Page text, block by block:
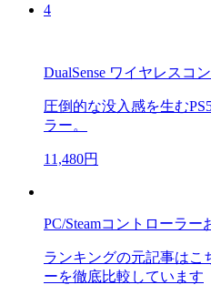
4
DualSense ワイヤレスコ
圧倒的な没入感を生む
ラー。
11,480円
PC/Steamコントローラー
ランキングの元記事はこ
ーを徹底比較しています